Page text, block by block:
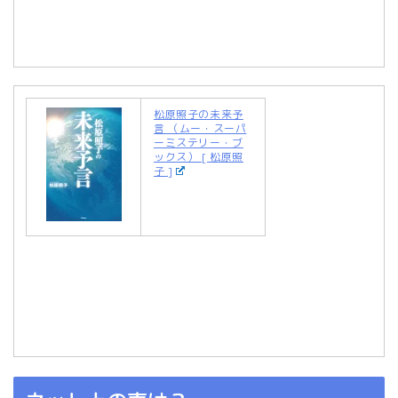
松原照子の未来予
言 （ムー・スーパ
ーミステリー・ブ
ックス） [ 松原照
子 ]